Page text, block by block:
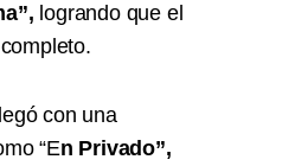
logrando que el
con una
“En Privado”,